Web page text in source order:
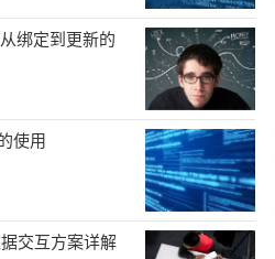
绑定到更新的
使用
交互方案详解